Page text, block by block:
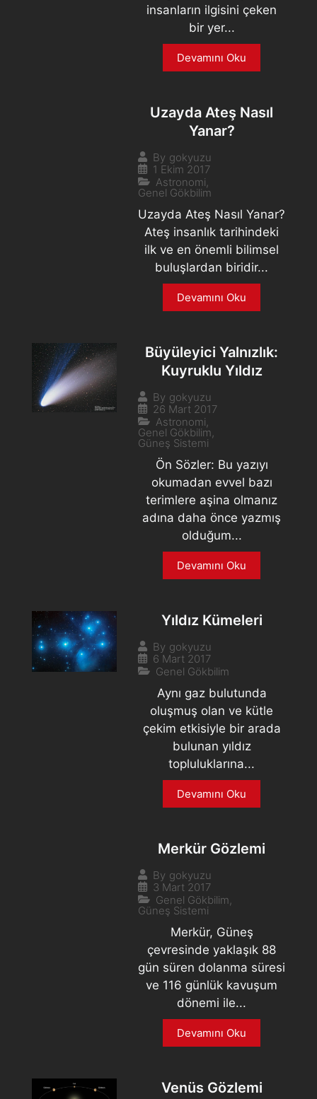
insanların ilgisini çeken
bir yer...
Devamını Oku
Uzayda Ateş Nasıl
Yanar?
By gokyuzu
1 Ekim 2017
Astronomi
Genel Gökbilim
Uzayda Ateş Nasıl Yanar?
Ateş insanlık tarihindeki
ilk ve en önemli bilimsel
buluşlardan biridir...
Devamını Oku
Büyüleyici Yalnızlık:
Kuyruklu Yıldız
By gokyuzu
26 Mart 2017
Astronomi
Genel Gökbilim
Güneş Sistemi
Ön Sözler: Bu yazıyı
okumadan evvel bazı
terimlere aşina olmanız
adına daha önce yazmış
olduğum...
Devamını Oku
Yıldız Kümeleri
By gokyuzu
6 Mart 2017
Genel Gökbilim
Aynı gaz bulutunda
oluşmuş olan ve kütle
çekim etkisiyle bir arada
bulunan yıldız
topluluklarına...
Devamını Oku
Merkür Gözlemi
By gokyuzu
3 Mart 2017
Genel Gökbilim
Güneş Sistemi
Merkür, Güneş
çevresinde yaklaşık 88
gün süren dolanma süresi
ve 116 günlük kavuşum
dönemi ile...
Devamını Oku
Venüs Gözlemi